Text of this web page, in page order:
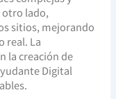
otro lado,
sitios, mejorando
real. La
la creación de
Digital